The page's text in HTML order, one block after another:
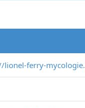
lionel-ferry-